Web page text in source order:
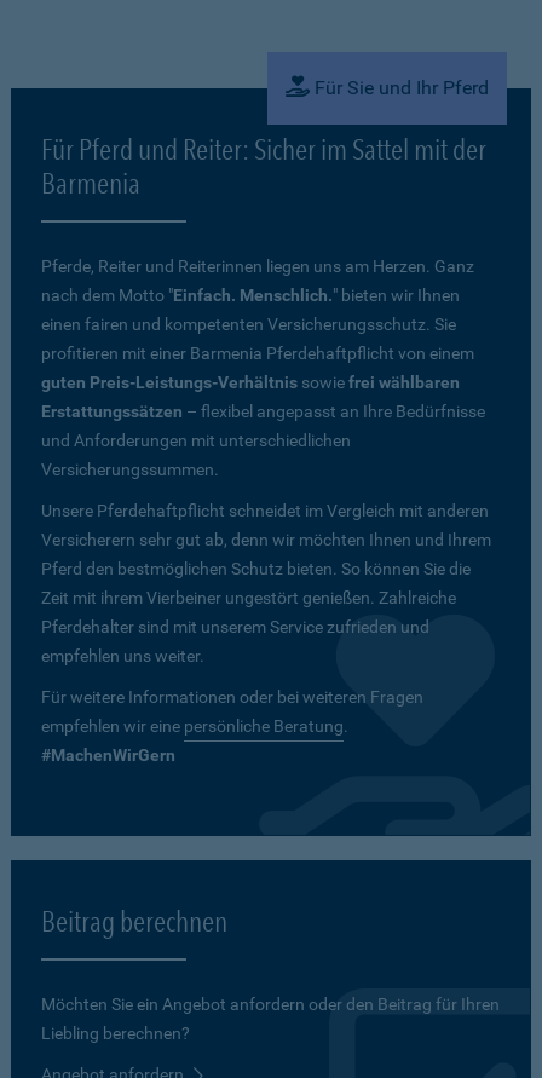
Für Sie und Ihr Pferd
Für Pferd und Reiter: Sicher im Sattel mit der
Barmenia
Pferde, Reiter und Reiterinnen liegen uns am Herzen. Ganz
nach dem Motto "Einfach. Menschlich." bieten wir Ihnen
einen fairen und kompetenten Versicherungsschutz. Sie
profitieren mit einer Barmenia Pferdehaftpflicht von einem
guten Preis-Leistungs-Verhältnis sowiefrei wählbaren
Erstattungssätzen – flexibel angepasst an Ihre Bedürfnisse
und Anforderungen mit unterschiedlichen
Versicherungssummen.
Unsere Pferdehaftpflicht schneidet im Vergleich mit anderen
Versicherern sehr gut ab, denn wir möchten Ihnen und Ihrem
Pferd den bestmöglichen Schutz bieten. So können Sie die
Zeit mit ihrem Vierbeiner ungestört genießen. Zahlreiche
Pferdehalter sind mit unserem Service zufrieden und
empfehlen uns weiter.
Für weitere Informationen oder bei weiteren Fragen
empfehlen wir eine persönliche Beratung.
#MachenWirGern
Beitrag berechnen
Möchten Sie ein Angebot anfordern oder den Beitrag für Ihren
Liebling berechnen?